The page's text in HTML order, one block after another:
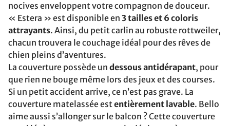
nocives enveloppent votre compagnon de douceur.
« Estera » est disponible en 3 tailles et 6 coloris
attrayants. Ainsi, du petit carlin au robuste rottweiler,
chacun trouvera le couchage idéal pour des rêves de
chien pleins d’aventures.
La couverture possède un dessous antidérapant, pour
que rien ne bouge même lors des jeux et des courses.
Si un petit accident arrive, ce n’est pas grave. La
couverture matelassée estentièrement lavable. Bello
aime aussi s’allonger sur le balcon ? Cette couverture